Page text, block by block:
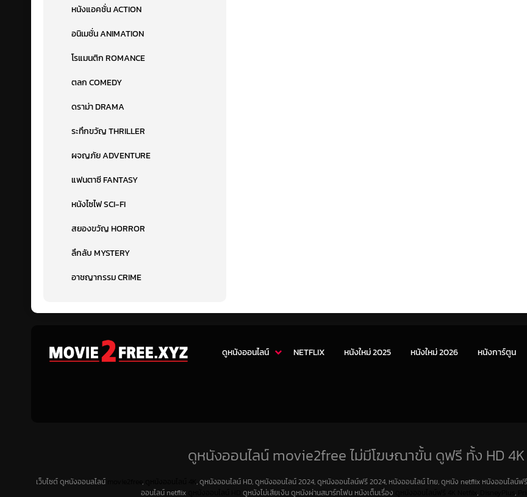
หนังแอคชั่น ACTION
อนิเมชั่น ANIMATION
โรแมนติก ROMANCE
ตลก COMEDY
ดราม่า DRAMA
ระทึกขวัญ THRILLER
ผจญภัย ADVENTURE
แฟนตาซี FANTASY
หนังไซไฟ SCI-FI
สยองขวัญ HORROR
ลึกลับ MYSTERY
อาชญากรรม CRIME
ดูหนังออนไลน์ NETFLIX หนังใหม่ 2025 หนังใหม่ 2026 หนังการ์ตูน
ดูหนังออนไลน์ movie2free ไม่มีโฆษณาขั้น ดูฟรี ทั้ง HD 4K
เว็บไซต์ ดูหนังออนลไลน์ ,
, ดูหนังออนไลน์ HD, ดูหนังออนไลน์ 2024, ดูหนังออนไลน์ฟรี 2024, หนังออนไลน์ ไทย, ดูหนัง netflix หนังออนไลน์
ออนไลน์ netflix
ดูหนังไม่เสียเงิน ดูหนังผ่านสมาร์ทโฟน หนังเต็มเรื่อง , ,